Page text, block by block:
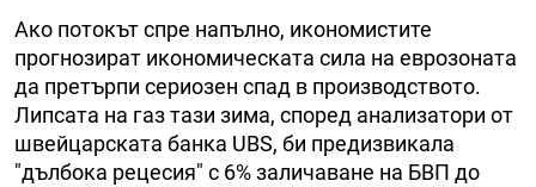
Ако потокът спре напълно, икономистите
прогнозират икономическата сила на еврозоната
да претърпи сериозен спад в производството.
Липсата на газ тази зима, според анализатори от
швейцарската банка UBS, би предизвикала
"дълбока рецесия" с 6% заличаване на БВП до